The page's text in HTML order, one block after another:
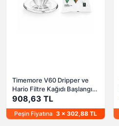
Timemore V60 Dripper ve
Hario Filtre Kağıdı Başlangıç
Seti
908,63 TL
Peşin Fiyatına 3 x 302,88 TL